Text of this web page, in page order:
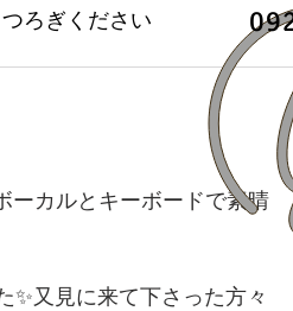
ろぎください
カルとキーボードで素晴
又見に来て下さった方々